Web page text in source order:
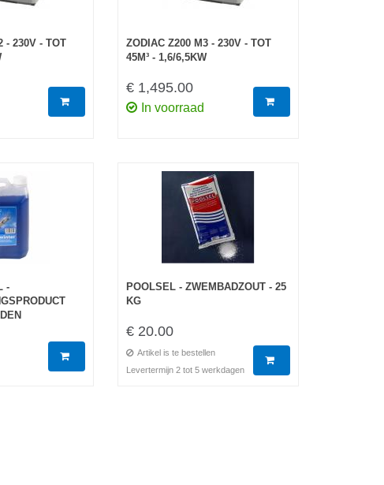
- 230V - TOT
ZODIAC Z200 M3 - 230V - TOT
45M³ - 1,6/6,5KW
€ 1,495.00
In voorraad
-
POOLSEL - ZWEMBADZOUT - 25
KG
€ 20.00
Artikel is te bestellen
Levertermijn 2 tot 5 werkdagen